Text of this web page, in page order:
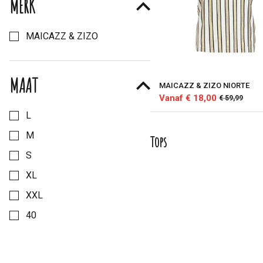
MERK
MAICAZZ & ZIZO
MAAT
L
M
S
XL
XXL
40
MAICAZZ & ZIZO NIORTE
Vanaf € 18,00 € 59,99
Tops